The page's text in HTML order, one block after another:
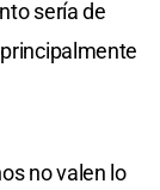
sería de
no valen lo